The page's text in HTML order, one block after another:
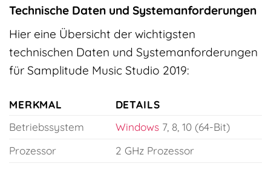
Technische Daten und Systemanforderungen
Hier eine Übersicht der wichtigsten
technischen Daten und Systemanforderungen
für Samplitude Music Studio 2019:
MERKMAL
DETAILS
Betriebssystem
Windows7, 8, 10 (64-Bit)
Prozessor
2 GHz Prozessor